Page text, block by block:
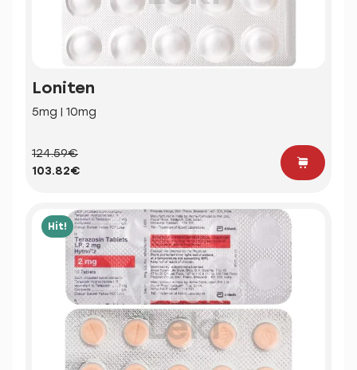
Loniten
5mg | 10mg
124.59€
103.82€
Hit!